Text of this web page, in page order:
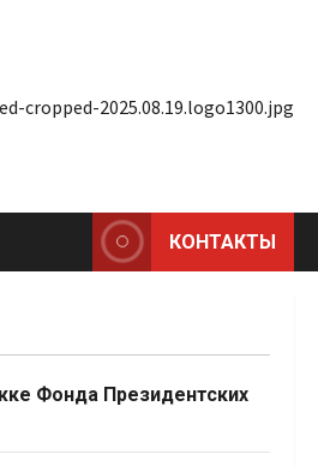
КОНТАКТЫ
Фонда Президентских